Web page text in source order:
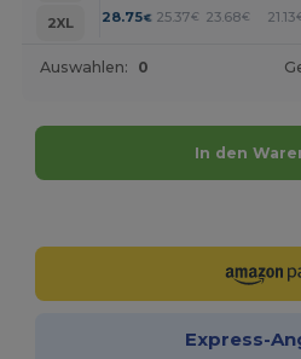
2XL
28.75€ 25.37€ 23.68€ 21.13
Auswahlen: 0
In den
Express-